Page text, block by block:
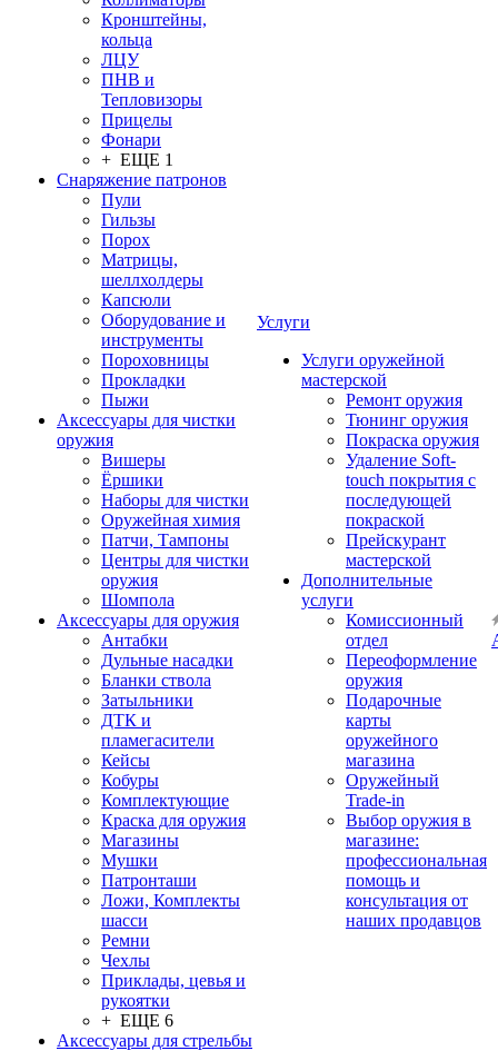
Кронштейны,
кольца
ЛЦУ
ПНВ и
Тепловизоры
Прицелы
Фонари
+ ЕЩЕ 1
Снаряжение патронов
Пули
Гильзы
Порох
Матрицы,
шеллхолдеры
Капсюли
Оборудование и
инструменты
Пороховницы
Прокладки
Пыжи
Аксессуары для чистки
оружия
Вишеры
Ёршики
Наборы для чистки
Оружейная химия
Патчи, Тампоны
Центры для чистки
оружия
Шомпола
Аксессуары для оружия
Антабки
Дульные насадки
Бланки ствола
Затыльники
ДТК и
пламегасители
Кейсы
Кобуры
Комплектующие
Краска для оружия
Магазины
Мушки
Патронташи
Ложи, Комплекты
шасси
Ремни
Чехлы
Приклады, цевья и
рукоятки
+ ЕЩЕ 6
Аксессуары для стрельбы
Услуги
Услуги оружейной
мастерской
Ремонт оружия
Тюнинг оружия
Покраска оружия
Удаление Soft-
touch покрытия с
последующей
покраской
Прейскурант
мастерской
Дополнительные
услуги
Комиссионный
отдел
Переоформление
оружия
Подарочные
карты
оружейного
магазина
Оружейный
Trade-in
Выбор оружия в
магазине:
профессиональная
помощь и
консультация от
наших продавцов